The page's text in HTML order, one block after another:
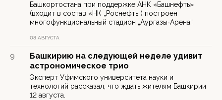
Башкортостана при поддержке АНК «Башнефть»
(входит в состав «НК „Роснефть“) построен
многофункциональный стадион „Аургазы‑Арена“.
08 АВГУСТА
9
Башкирию на следующей неделе удивит
астрономическое трио
Эксперт Уфимского университета науки и
технологий рассказал, что ждать жителям Башкирии
12 августа.